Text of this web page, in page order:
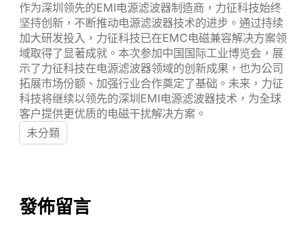
作为深圳领先的EMI电源滤波器制造商，力征科技始终
坚持创新，不断推动电源滤波器技术的进步。通过持续
加大研发投入，力征科技已在EMC电磁兼容解决方案领
域取得了显著成就。本次参加中国国际工业博览会，展
示了力征科技在电源滤波器领域的创新成果，也为公司
拓展市场份额、加强行业合作奠定了基础。未来，力征
科技将继续以领先的深圳EMI电源滤波器技术，为全球
客户提供更优质的电磁干扰解决方案。
未分類
發佈留言